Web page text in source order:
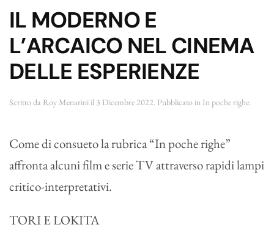
IL MODERNO E
L’ARCAICO NEL CINEMA
DELLE ESPERIENZE
Scritto da Roy Menarini il 3 Dicembre 2022. Pubblicato in In poche righe.
Come di consueto la rubrica “In poche righe”
affronta alcuni film e serie TV attraverso rapidi lampi
critico-interpretativi.
TORI E LOKITA